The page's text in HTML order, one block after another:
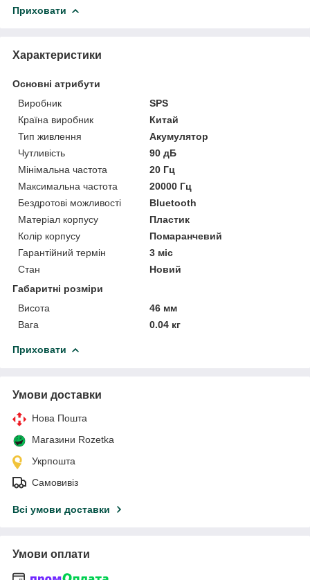
Приховати
Характеристики
Основні атрибути
Виробник
SPS
Країна виробник
Китай
Тип живлення
Акумулятор
Чутливість
90 дБ
Мінімальна частота
20 Гц
Максимальна частота
20000 Гц
Бездротові можливості
Bluetooth
Матеріал корпусу
Пластик
Колір корпусу
Помаранчевий
Гарантійний термін
3 міс
Стан
Новий
Габаритні розміри
Висота
46 мм
Вага
0.04 кг
Приховати
Умови доставки
Нова Пошта
Магазини Rozetka
Укрпошта
Самовивіз
Всі умови доставки
Умови оплати